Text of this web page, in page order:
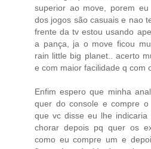
superior ao move, porem
dos jogos são casuais e nao
frente da tv estou usando
a pança, ja o move ficou
rain little big planet.. acerto
e com maior facilidade q com
Enfim espero que minha
quer do console e compre
que vc disse eu lhe
chorar depois pq quer os
como eu compre um e